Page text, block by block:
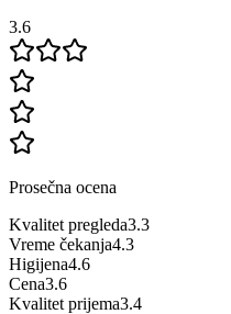
3.6
Prosečna ocena
Kvalitet pregleda3.3
Vreme čekanja4.3
Higijena4.6
Cena3.6
Kvalitet prijema3.4